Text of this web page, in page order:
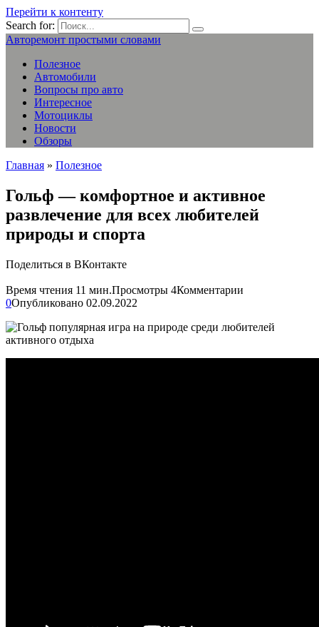
Перейти к контенту
Search for:
Авторемонт простыми словами
Полезное
Автомобили
Вопросы про авто
Интересное
Мотоциклы
Новости
Обзоры
Главная » Полезное
Гольф — комфортное и активное
развлечение для всех любителей
природы и спорта
Поделиться в ВКонтакте
Время чтения 11 мин.Просмотры 4Комментарии
0Опубликовано 02.09.2022